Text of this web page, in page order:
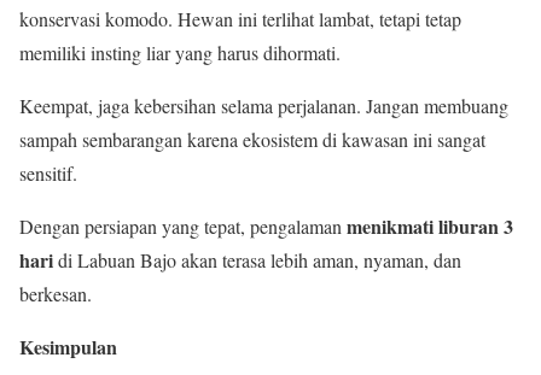
konservasi komodo. Hewan ini terlihat lambat, tetapi tetap
memiliki insting liar yang harus dihormati.
Keempat, jaga kebersihan selama perjalanan. Jangan membuang
sampah sembarangan karena ekosistem di kawasan ini sangat
sensitif.
Dengan persiapan yang tepat, pengalaman menikmati liburan 3
haridi Labuan Bajo akan terasa lebih aman, nyaman, dan
berkesan.
Kesimpulan